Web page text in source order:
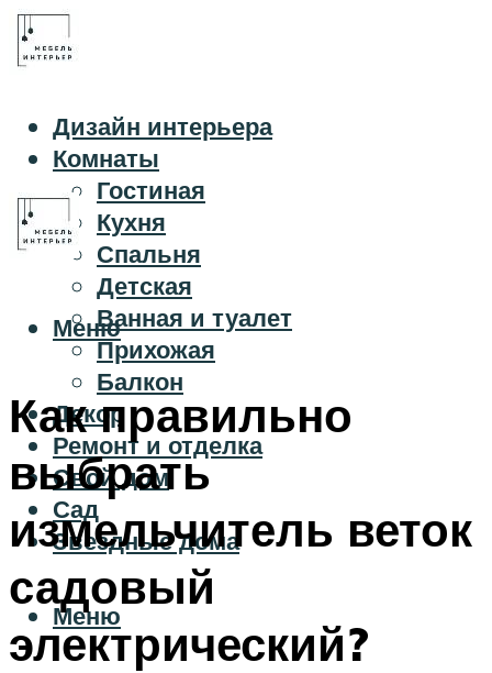
Дизайн интерьера
Комнаты
Гостиная
Кухня
Спальня
Детская
Ванная и туалет
Прихожая
Балкон
Декор
Ремонт и отделка
Свой дом
Сад
Звездные дома
Меню
Меню
Как правильно
выбрать
измельчитель веток
садовый
электрический?